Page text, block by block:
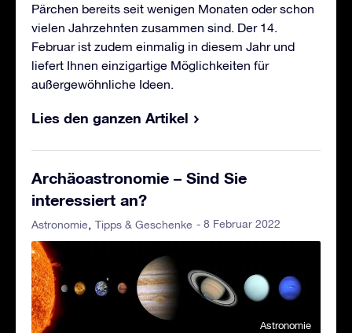
Pärchen bereits seit wenigen Monaten oder schon
vielen Jahrzehnten zusammen sind. Der 14.
Februar ist zudem einmalig in diesem Jahr und
liefert Ihnen einzigartige Möglichkeiten für
außergewöhnliche Ideen.
Lies den ganzen Artikel
Archäoastronomie – Sind Sie
interessiert an?
Astronomie Tipps & Geschenke - 8 Februar 2022
Astronomie